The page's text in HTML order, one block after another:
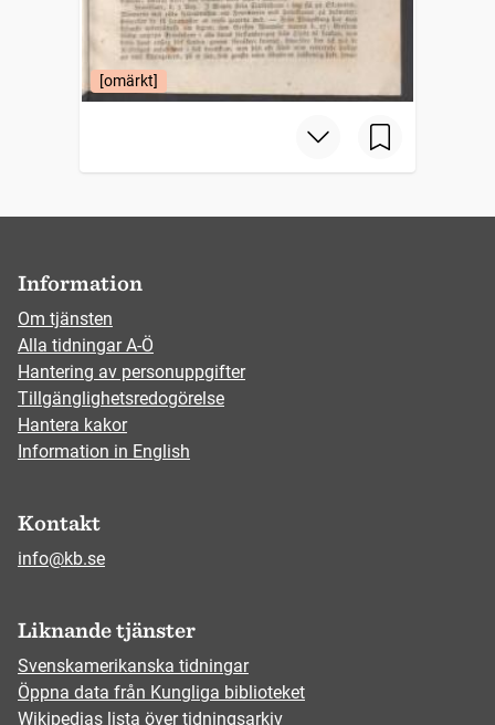
[omärkt]
Information
Om tjänsten
Alla tidningar A-Ö
Hantering av personuppgifter
Tillgänglighetsredogörelse
Hantera kakor
Information in English
Kontakt
info@kb.se
Liknande tjänster
Svenskamerikanska tidningar
Öppna data från Kungliga biblioteket
Wikipedias lista över tidningsarkiv